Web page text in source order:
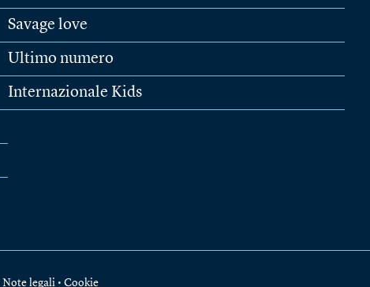
Savage love
Ultimo numero
Internazionale Kids
Note legali • Cookie